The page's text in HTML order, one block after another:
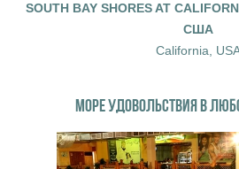
SOUTH BAY SHORES AT
США
California,
МОРЕ УДОВОЛЬСТВИЯ В